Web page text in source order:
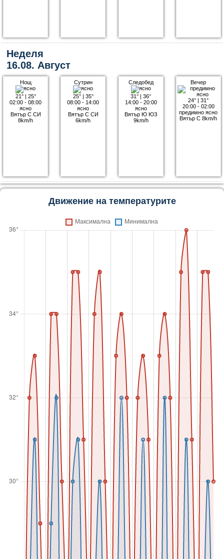
Неделя
16.08. Август
Нощ
21°| 25°
02:00 - 08:00
ясно
Вятър С СИ
8km/h
Сутрин
25°| 35°
08:00 - 14:00
ясно
Вятър С СИ
6km/h
Следобед
31° |36°
14:00 - 20:00
ясно
Вятър Ю ЮЗ
9km/h
Вечер
24° |31°
20:00 - 02:00
предимно ясно
Вятър С 8km/h
Движение на температурите